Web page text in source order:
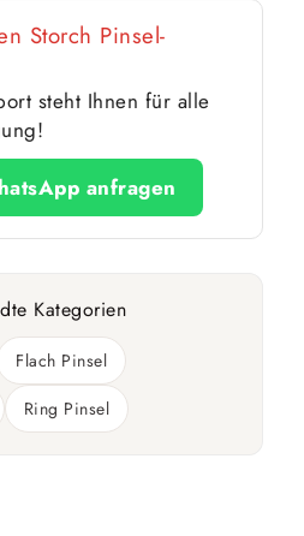
Storch Pinsel-
steht Ihnen für alle
anfragen
Kategorien
Flach Pinsel
Ring Pinsel